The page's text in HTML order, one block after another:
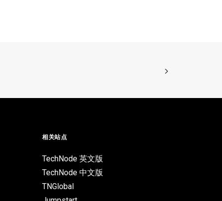
相关站点
TechNode 英文版
TechNode 中文版
TNGlobal